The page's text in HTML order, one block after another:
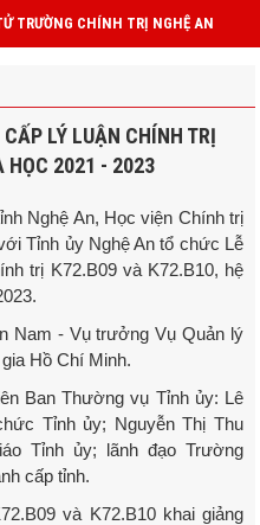
TRƯỜNG CHÍNH TRỊ NGHỆ AN
LÝ LUẬN CHÍNH TRỊ
HỌC 2021 - 2023
Nghệ An, Học viện Chính trị
Tỉnh ủy Nghệ An tổ chức Lễ
trị K72.B09 và K72.B10, hệ
Nam - Vụ trưởng Vụ Quản lý
Hồ Chí Minh.
Ban Thường vụ Tỉnh ủy: Lê
Tỉnh ủy; Nguyễn Thị Thu
Tỉnh ủy; lãnh đạo Trường
cấp tỉnh.
và K72.B10 khai giảng